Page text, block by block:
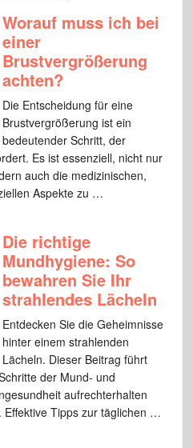
Worauf muss ich bei
einer
Brustvergrößerung
achten?
Die Entscheidung für eine
Brustvergrößerung ist ein
bedeutender Schritt, der
Es ist essenziell, nicht nur
auch die medizinischen,
Aspekte zu …
Die richtige
Mundhygiene: So
bewahren Sie Ihr
strahlendes Lächeln
Entdecken Sie die Geheimnisse
hinter einem strahlenden
Lächeln. Dieser Beitrag führt
der Mund- und
aufrechterhalten
Effektive Tipps zur täglichen …